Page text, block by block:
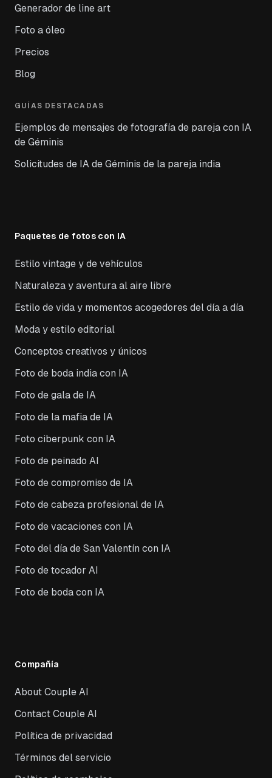
Generador de line art
Foto a óleo
Precios
Blog
GUÍAS DESTACADAS
Ejemplos de mensajes de fotografía de pareja con IA
de Géminis
Solicitudes de IA de Géminis de la pareja india
Paquetes de fotos con IA
Estilo vintage y de vehículos
Naturaleza y aventura al aire libre
Estilo de vida y momentos acogedores del día a día
Moda y estilo editorial
Conceptos creativos y únicos
Foto de boda india con IA
Foto de gala de IA
Foto de la mafia de IA
Foto ciberpunk con IA
Foto de peinado AI
Foto de compromiso de IA
Foto de cabeza profesional de IA
Foto de vacaciones con IA
Foto del día de San Valentín con IA
Foto de tocador AI
Foto de boda con IA
Compañía
About Couple AI
Contact Couple AI
Política de privacidad
Términos del servicio